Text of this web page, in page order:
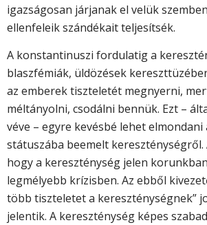
igazságosan járjanak el velük
ellenfeleik szándékait teljesítsék.
A konstantinuszi fordulatig a
blaszfémiák, üldözések
az emberek tiszteletét megnyerni,
méltányolni, csodálni bennük. Ezt –
véve – egyre kevésbé lehet elmondani
státuszába beemelt kereszténységről.
hogy a kereszténység jelen
legmélyebb krízisben. Az ebből
több tiszteletet a kereszténységnek”
jelentik. A kereszténység képes